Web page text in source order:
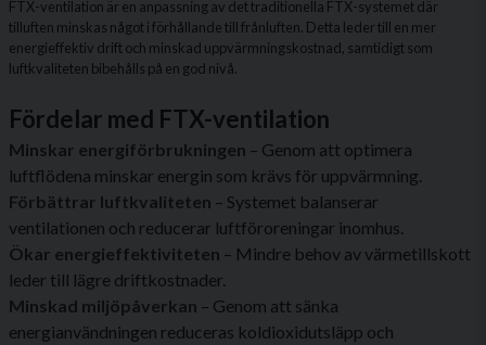
FTX-ventilation är en anpassning av det traditionella FTX-systemet där
tilluften minskas något i förhållande till frånluften. Detta leder till en mer
energieffektiv drift och minskad uppvärmningskostnad, samtidigt som
luftkvaliteten bibehålls på en god nivå.
Fördelar med FTX-ventilation
Minskar energiförbrukningen – Genom att optimera
luftflödena minskar energin som krävs för uppvärmning.
Förbättrar luftkvaliteten – Systemet balanserar
ventilationen och reducerar luftföroreningar inomhus.
Ökar energieffektiviteten – Mindre behov av värmetillskott
leder till lägre driftkostnader.
Minskad miljöpåverkan – Genom att sänka
energianvändningen reduceras koldioxidutsläpp och